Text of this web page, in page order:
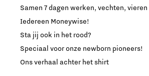
Stagemogelijkheden in Brainport
Waar werken onze
Online game maakt je wegwijs in
Brainportregio
Additive
3D printen geoptimaliseerde
Brainport
Ondernemers
B. Aantrekken en behouden van
C. Innovaties met
Samen 7 dagen werken, vechten, vieren
Iedereen Moneywise!
Sta jij ook in het rood?
Speciaal voor onze newborn pioneers!
Ons verhaal achter het shirt